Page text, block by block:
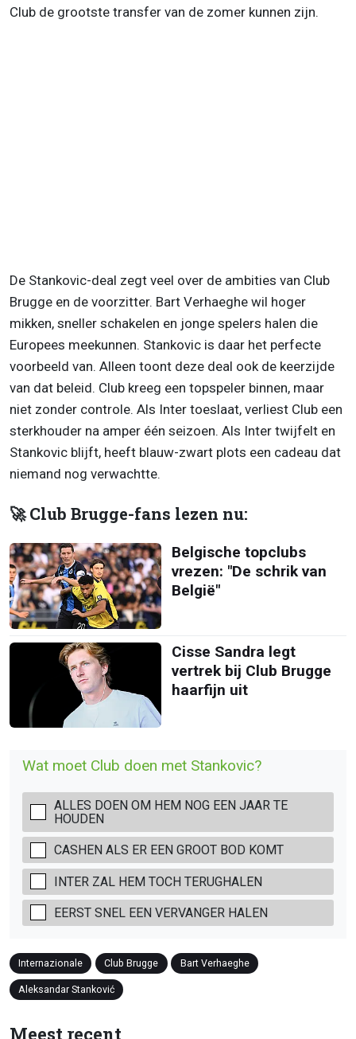
Club de grootste transfer van de zomer kunnen zijn.
De Stankovic-deal zegt veel over de ambities van Club
Brugge en de voorzitter. Bart Verhaeghe wil hoger
mikken, sneller schakelen en jonge spelers halen die
Europees meekunnen. Stankovic is daar het perfecte
voorbeeld van. Alleen toont deze deal ook de keerzijde
van dat beleid. Club kreeg een topspeler binnen, maar
niet zonder controle. Als Inter toeslaat, verliest Club een
sterkhouder na amper één seizoen. Als Inter twijfelt en
Stankovic blijft, heeft blauw-zwart plots een cadeau dat
niemand nog verwachtte.
🚀 Club Brugge-fans lezen nu:
Belgische topclubs
vrezen: "De schrik van
België"
Cisse Sandra legt
vertrek bij Club Brugge
haarfijn uit
Wat moet Club doen met Stankovic?
ALLES DOEN OM HEM NOG EEN JAAR TE
HOUDEN
CASHEN ALS ER EEN GROOT BOD KOMT
INTER ZAL HEM TOCH TERUGHALEN
EERST SNEL EEN VERVANGER HALEN
Internazionale Club Brugge Bart Verhaeghe
Aleksandar Stanković
Meest recent